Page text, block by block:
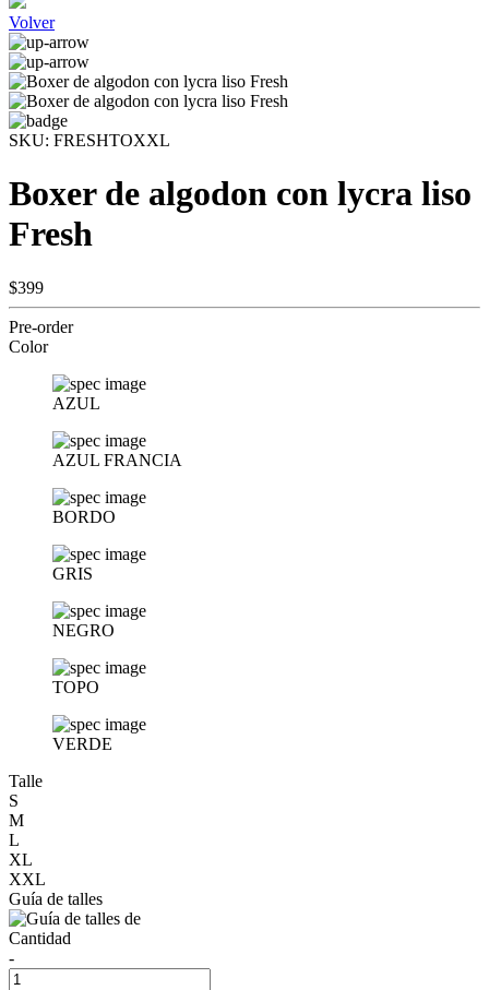
Volver
SKU: FRESHTOXXL
Boxer de algodon con lycra liso
Fresh
$399
Pre-order
Color
AZUL
AZUL FRANCIA
BORDO
GRIS
NEGRO
TOPO
VERDE
Talle
S
M
L
XL
XXL
Guía de talles
Cantidad
-